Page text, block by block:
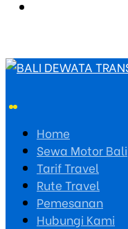
Home
Sewa Motor Bali
Tarif Travel
Rute Travel
Pemesanan
Hubungi Kami